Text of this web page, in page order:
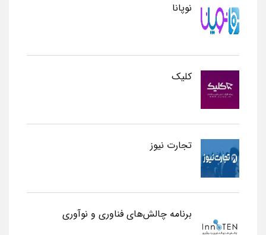
نوپانا
کلیک
تجارت نیوز
برنامه چالش‌های فناوری و نوآوری